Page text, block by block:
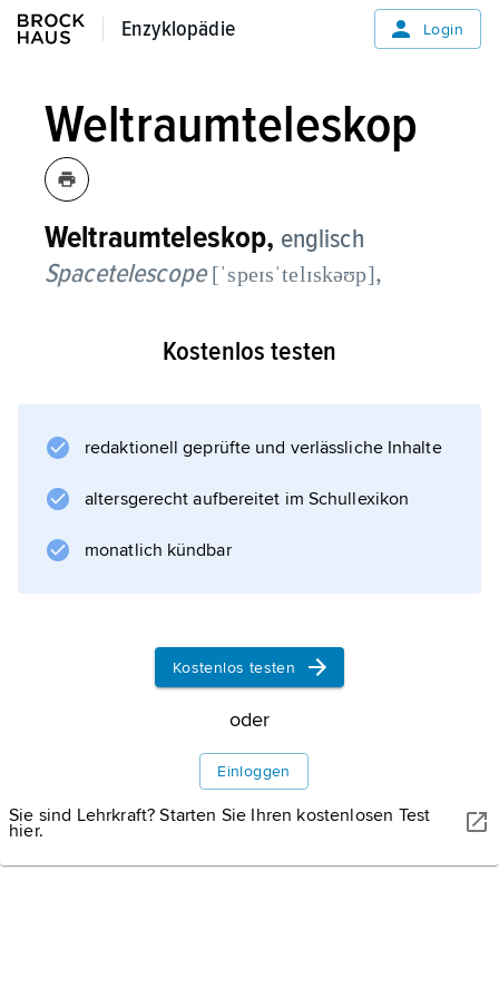
Enzyklopädie
Enzyklopädie Login
Weltraumteleskop
Weltraumteleskop, englisch
Spacetelescope [ˈspeɪsˈtelɪskəʊp],
Raumflugkörper befindliches Teleskop, das
Luftunruhe
Speckle-Interferometrie
) und alle Wellenlängen des
elektromagnetischen Spektrums beobachten
Kohlenstoffdioxid und Sauerstoff in der
Erdatmosphäre absorbiert, u.
Kostenlos testen
redaktionell geprüfte und verlässliche Inhalte
altersgerecht aufbereitet im Schullexikon
monatlich kündbar
Kostenlos testen
oder
Einloggen
Sie sind Lehrkraft? Starten Sie Ihren kostenlosen Test
hier.